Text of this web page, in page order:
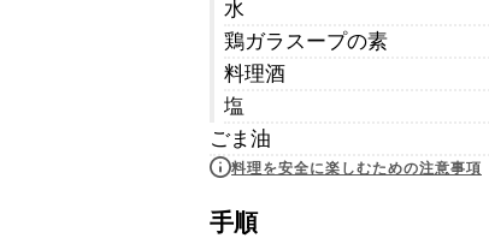
水
鶏ガラスープの素
料理酒
塩
ごま油
料理を安全に楽しむための注意事項
手順